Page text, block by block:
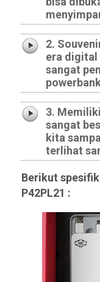
2.
era digital
sangat
3.
sangat
kita
terlihat
Berikut
P42PL21 :